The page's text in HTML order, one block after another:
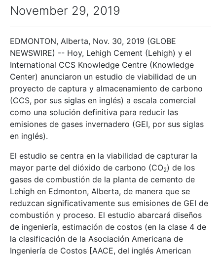
November 29, 2019
EDMONTON, Alberta, Nov. 30, 2019 (GLOBE
NEWSWIRE) -- Hoy, Lehigh Cement (Lehigh) y el
International CCS Knowledge Centre (Knowledge
Center) anunciaron un estudio de viabilidad de un
proyecto de captura y almacenamiento de carbono
(CCS, por sus siglas en inglés) a escala comercial
como una solución definitiva para reducir las
emisiones de gases invernadero (GEI, por sus siglas
en inglés).
El estudio se centra en la viabilidad de capturar la
mayor parte del dióxido de carbono (CO2) de los
gases de combustión de la planta de cemento de
Lehigh en Edmonton, Alberta, de manera que se
reduzcan significativamente sus emisiones de GEI de
combustión y proceso. El estudio abarcará diseños
de ingeniería, estimación de costos (en la clase 4 de
la clasificación de la Asociación Americana de
Ingeniería de Costos [AACE, del inglés American